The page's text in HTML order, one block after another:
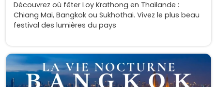
Découvrez où fêter Loy Krathong en Thaïlande :
Chiang Mai, Bangkok ou Sukhothai. Vivez le plus beau
festival des lumières du pays